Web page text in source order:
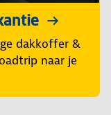
dakkoffer &
naar je